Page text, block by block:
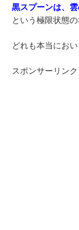
黒スプーンは、
という極限状態
どれも本当におい
スポンサーリンク